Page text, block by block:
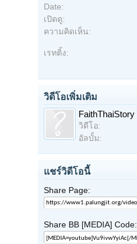
Date:
เปิดดู:
ความคิดเห็น:
เรทติ้ง:
วิดีโอเพิ่มเติม
FaithThaiStory
วิดีโอ:
อัลบั้ม:
แชร์วิดีโอนี้
Share Page:
Share BB [MEDIA] Code: